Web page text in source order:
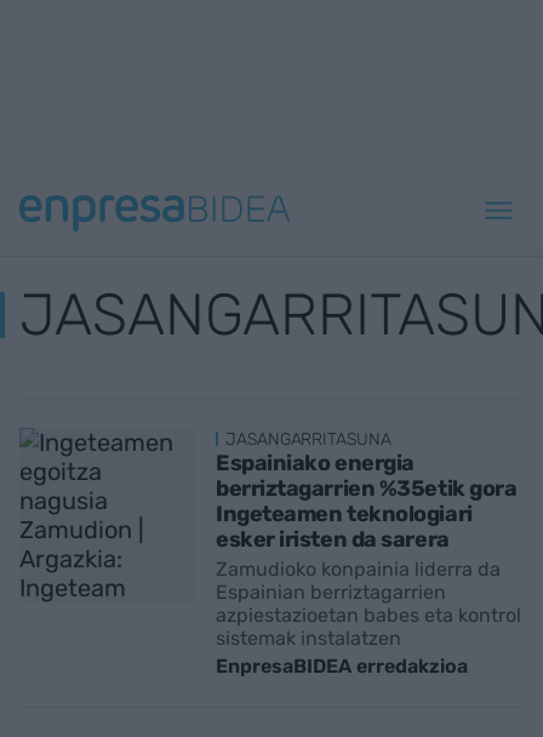
JASANGARRITASUNA
Espainiako energia
berriztagarrien %35etik gora
Ingeteamen teknologiari
esker iristen da sarera
Zamudioko konpainia liderra da
Espainian berriztagarrien
azpiestazioetan babes eta kontrol
sistemak instalatzen
EnpresaBIDEA erredakzioa